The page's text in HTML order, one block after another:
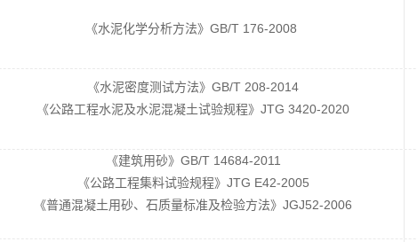
《水泥化学分析方法》GB/T 176-2008
《水泥密度测试方法》GB/T 208-2014
《公路工程水泥及水泥混凝土试验规程》JTG 3420-2020
《建筑用砂》GB/T 14684-2011
《公路工程集料试验规程》JTG E42-2005
《普通混凝土用砂、石质量标准及检验方法》JGJ52-2006